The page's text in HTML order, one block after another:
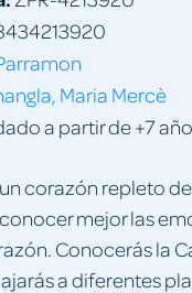
corazón repleto
mejor las
Conocerás la
a diferentes
Maria Mercè
a partir de +7